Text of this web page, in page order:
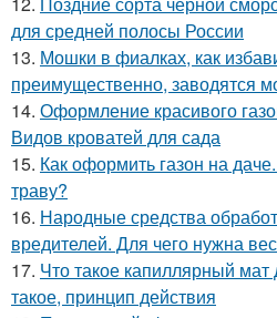
для средней полосы России
13. Мошки в фиалках, как
преимущественно, заводятся
14. Оформление красивого
Видов кроватей для сада
15. Как оформить газон на
траву?
16. Народные средства
вредителей. Для чего нужна
17. Что такое капиллярный мат
такое, принцип действия